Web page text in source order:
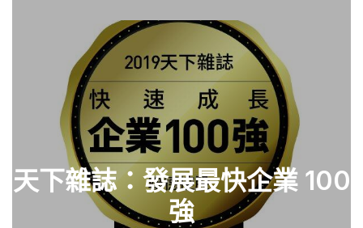
天下雜誌：發展最快企業 100
強
查看零件